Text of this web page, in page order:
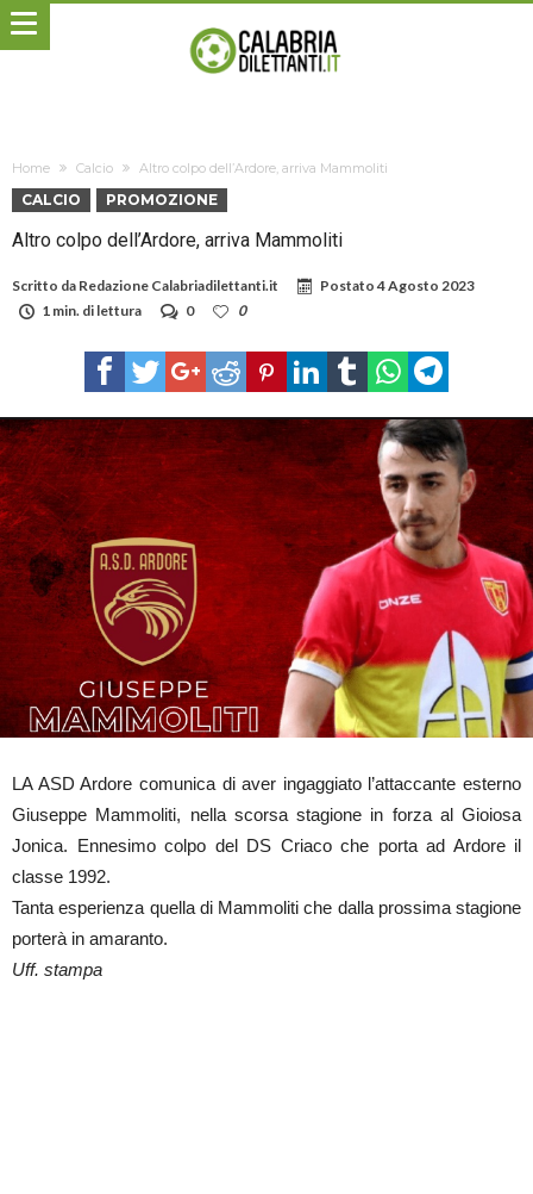
Home Calcio Altro colpo dell’Ardore, arriva Mammoliti
CALCIO PROMOZIONE
Altro colpo dell’Ardore, arriva Mammoliti
Scritto da Redazione Calabriadilettanti.it Postato4 Agosto 2023
1 min. di lettura
0 0
LA ASD Ardore comunica di aver ingaggiato l’attaccante esterno
Giuseppe Mammoliti, nella scorsa stagione in forza al Gioiosa
Jonica. Ennesimo colpo del DS Criaco che porta ad Ardore il
classe 1992.
Tanta esperienza quella di Mammoliti che dalla prossima stagione
porterà in amaranto.
Uff. stampa